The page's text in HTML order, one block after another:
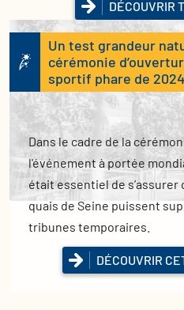
DÉCOUVRIR
Un test grandeur
cérémonie
sportif phare de
Dans le cadre de la
l'événement à portée
était essentiel de
quais de Seine puissent
tribunes temporaires.
DÉCOUVRIR